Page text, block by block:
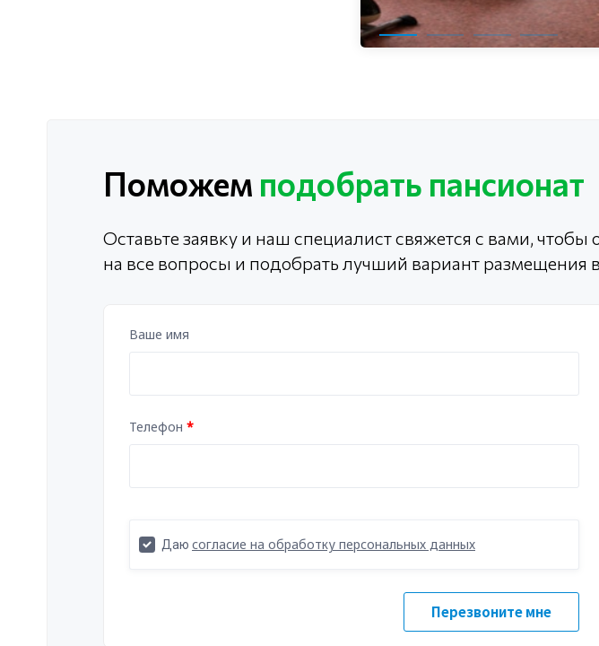
Поможем подобрать пансионат
Оставьте заявку и наш специалист свяжется с вами, чтобы
на все вопросы и подобрать лучший вариант размещения